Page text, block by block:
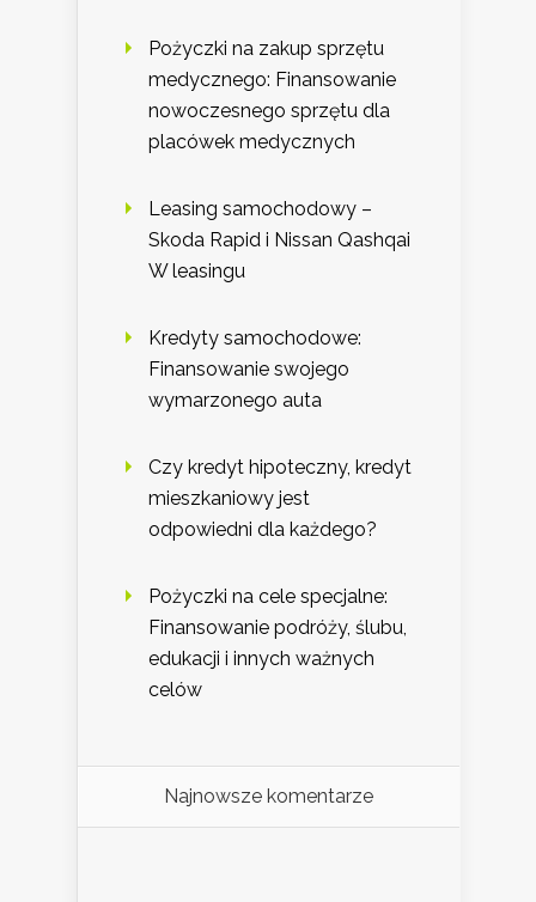
Pożyczki na zakup sprzętu
medycznego: Finansowanie
nowoczesnego sprzętu dla
placówek medycznych
Leasing samochodowy –
Skoda Rapid i Nissan Qashqai
W leasingu
Kredyty samochodowe:
Finansowanie swojego
wymarzonego auta
Czy kredyt hipoteczny, kredyt
mieszkaniowy jest
odpowiedni dla każdego?
Pożyczki na cele specjalne:
Finansowanie podróży, ślubu,
edukacji i innych ważnych
celów
Najnowsze komentarze